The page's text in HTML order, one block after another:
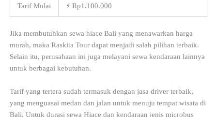
Tarif Mulai ⚡ Rp1.100.000
Jika membutuhkan sewa hiace Bali yang menawarkan harga
murah, maka Raskita Tour dapat menjadi salah pilihan terbaik.
Selain itu, perusahaan ini juga melayani sewa kendaraan lainnya
untuk berbagai kebutuhan.
Tarif yang tertera sudah termasuk dengan jasa driver terbaik,
yang menguasai medan dan jalan untuk menuju tempat wisata di
Bali. Untuk durasi sewa Hiace dan kendaraan jenis microbus